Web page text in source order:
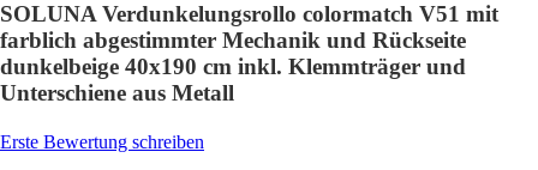
SOLUNA Verdunkelungsrollo colormatch V51 mit
farblich abgestimmter Mechanik und Rückseite
dunkelbeige 40x190 cm inkl. Klemmträger und
Unterschiene aus Metall
Erste Bewertung schreiben